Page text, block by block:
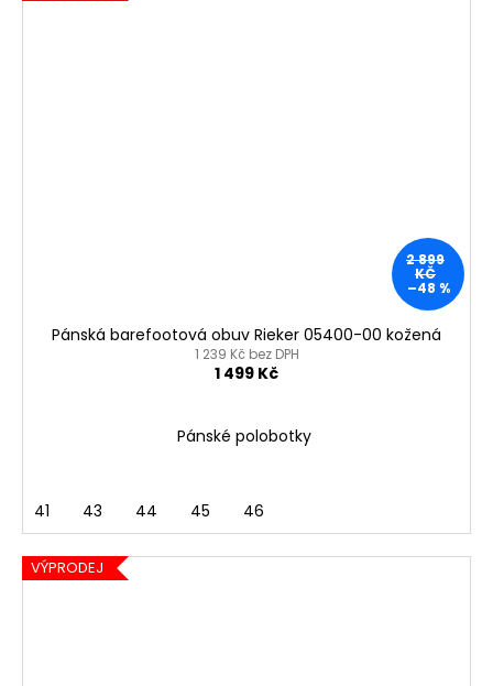
2 899
KČ
–48 %
Pánská barefootová obuv Rieker 05400-00 kožená
1 239 Kč bez DPH
1 499 Kč
Pánské polobotky
41 43 44 45 46
VÝPRODEJ